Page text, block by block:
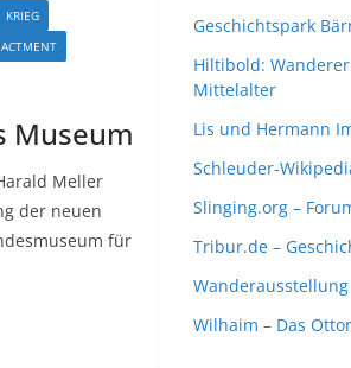
KRIEG
Museum
Meller
der neuen
für
Geschichtspark
Hiltibold:
Mittelalter
Lis und Hermann
Schleuder-
Slinging.org –
Tribur.de –
Wanderausstellung
Wilhaim – Das